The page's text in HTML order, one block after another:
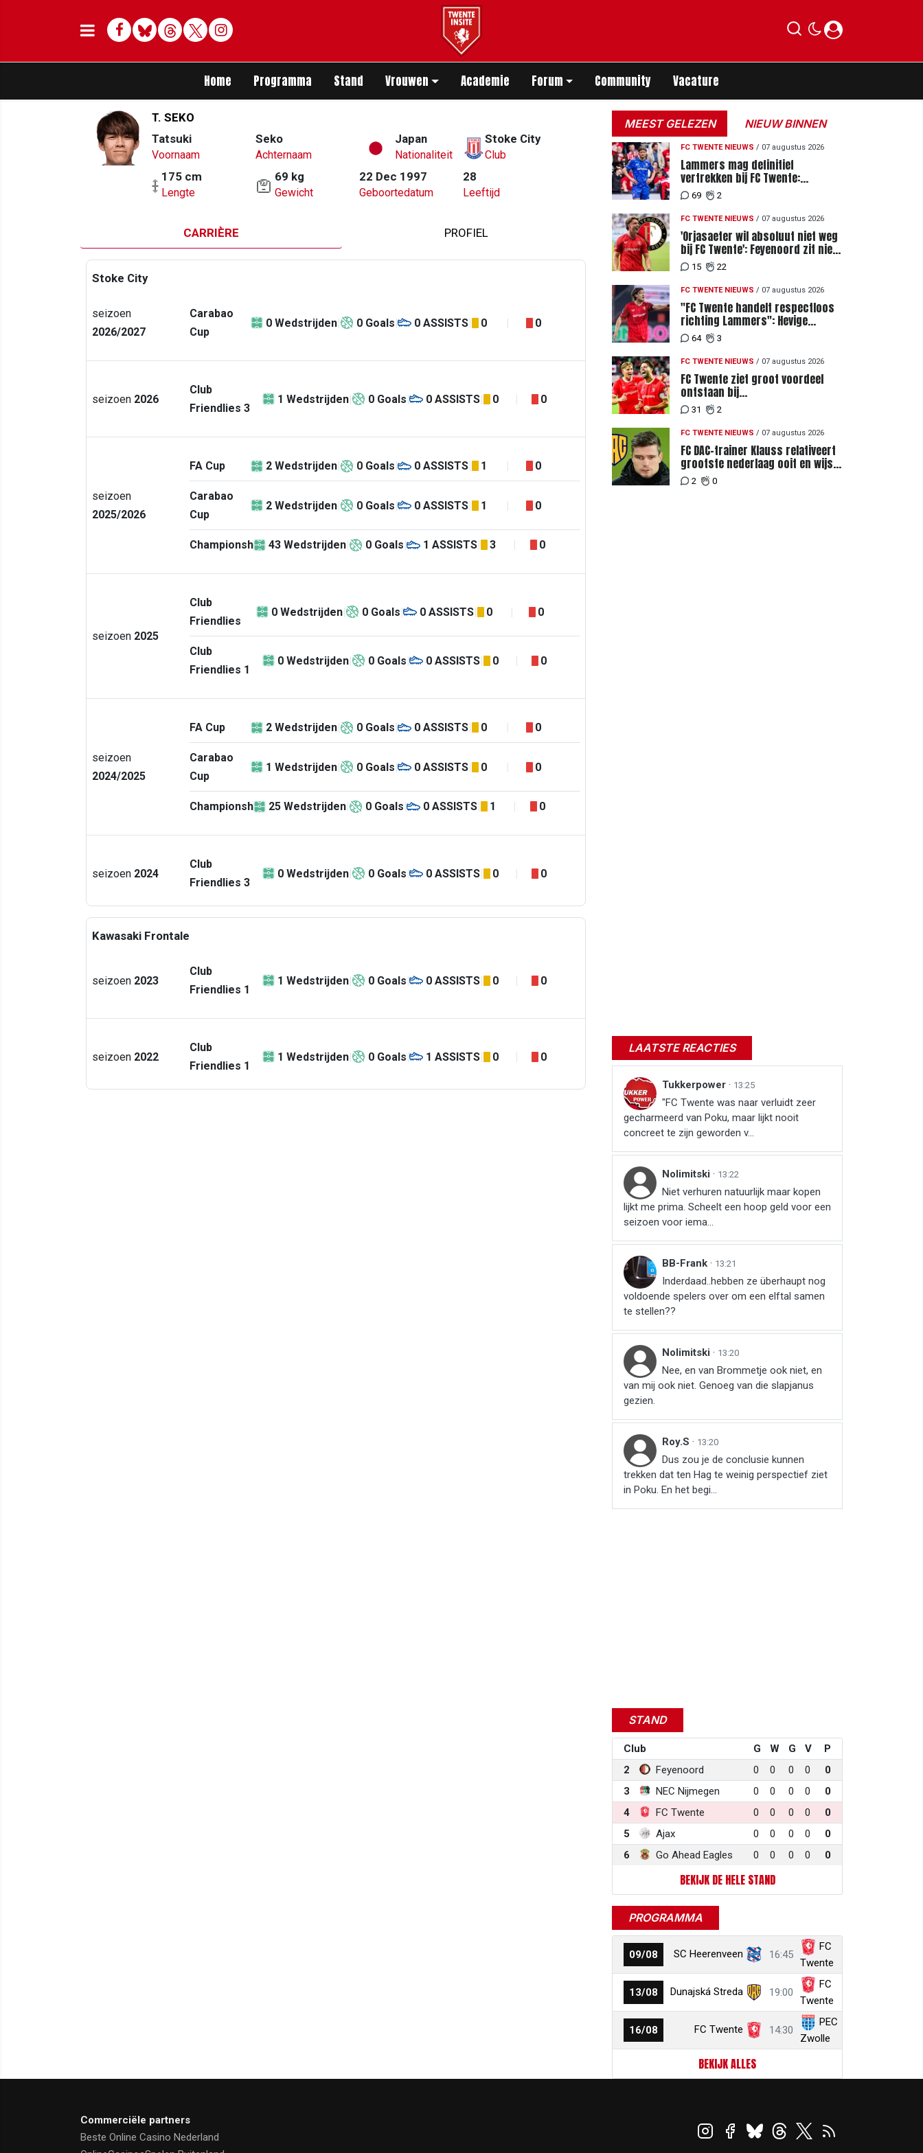
Facebook
BlueskyThreadsTwitterDelen op Whatsapp
Home Programma Stand Vrouwen Academie Forum Community Vacature
T. SEKO
Tatsuki
Voornaam
Seko
Achternaam
Japan
Nationaliteit
Stoke City
Club
175 cm
Lengte
69 kg
Gewicht
22 Dec 1997
Geboortedatum
28
Leeftijd
CARRIÈRE PROFIEL
Stoke City
seizoen
2026/2027
Carabao
Cup
0 Wedstrijden 0 Goals 0 ASSISTS 0 0
seizoen 2026
Club
Friendlies 3
1 Wedstrijden 0 Goals 0 ASSISTS 0 0
seizoen
2025/2026
FA Cup 2 Wedstrijden 0 Goals 0 ASSISTS 1 0
Carabao
Cup
2 Wedstrijden 0 Goals 0 ASSISTS 1 0
Championship 43 Wedstrijden 0 Goals 1 ASSISTS 3 0
seizoen 2025
Club
Friendlies
0 Wedstrijden 0 Goals 0 ASSISTS 0 0
Club
Friendlies 1
0 Wedstrijden 0 Goals 0 ASSISTS 0 0
seizoen
2024/2025
FA Cup 2 Wedstrijden 0 Goals 0 ASSISTS 0 0
Carabao
Cup
1 Wedstrijden 0 Goals 0 ASSISTS 0 0
Championship 25 Wedstrijden 0 Goals 0 ASSISTS 1 0
seizoen 2024
Club
Friendlies 3
0 Wedstrijden 0 Goals 0 ASSISTS 0 0
Kawasaki Frontale
seizoen 2023
Club
Friendlies 1
1 Wedstrijden 0 Goals 0 ASSISTS 0 0
seizoen 2022
Club
Friendlies 1
1 Wedstrijden 0 Goals 1 ASSISTS 0 0
MEEST GELEZEN NIEUW BINNEN
FC TWENTE NIEUWS / 07 augustus 2026
Lammers mag definitief
vertrekken bij FC Twente:
zaakwaarnemer krijgt deadline
vanwege komst vervanger
69 2
FC TWENTE NIEUWS / 07 augustus 2026
'Orjasaeter wil absoluut niet weg
bij FC Twente': Feyenoord zit niet
achter recordbod
15 22
FC TWENTE NIEUWS / 07 augustus 2026
"FC Twente handelt respectloos
richting Lammers": Hevige
discussie rondom degradatie tot
derde spits
64 3
FC TWENTE NIEUWS / 07 augustus 2026
FC Twente ziet groot voordeel
ontstaan bij
Eredivisiewedstrijden tegen
Heerenveen en PEC Zwolle
31 2
FC TWENTE NIEUWS / 07 augustus 2026
FC DAC-trainer Klauss relativeert
grootste nederlaag ooit en wijst
naar verschil in selectiewaarden
2 0
LAATSTE REACTIES
Tukkerpower · 13:25
"FC Twente was naar verluidt zeer
gecharmeerd van Poku, maar lijkt nooit
concreet te zijn geworden v...
Nolimitski · 13:22
Niet verhuren natuurlijk maar kopen
lijkt me prima. Scheelt een hoop geld voor een
seizoen voor iema...
BB-Frank · 13:21
Inderdaad..hebben ze überhaupt nog
voldoende spelers over om een elftal samen
te stellen??
Nolimitski · 13:20
Nee, en van Brommetje ook niet, en
van mij ook niet. Genoeg van die slapjanus
gezien.
Roy.S · 13:20
Dus zou je de conclusie kunnen
trekken dat ten Hag te weinig perspectief ziet
in Poku. En het begi...
STAND
Club G W G V
P
2
Feyenoord 0 0 0 0
0
3
NEC Nijmegen 0 0 0 0
0
4
FC Twente 0 0 0 0
0
5
Ajax 0 0 0 0
0
6
Go Ahead Eagles 0 0 0 0 0
BEKIJK DE HELE STAND
PROGRAMMA
09/08 SC Heerenveen 16:45
FC
Twente
13/08 Dunajská Streda 19:00
FC
Twente
16/08 FC Twente 14:30
PEC
Zwolle
BEKIJK ALLES
Commerciële partners
Beste Online Casino Nederland